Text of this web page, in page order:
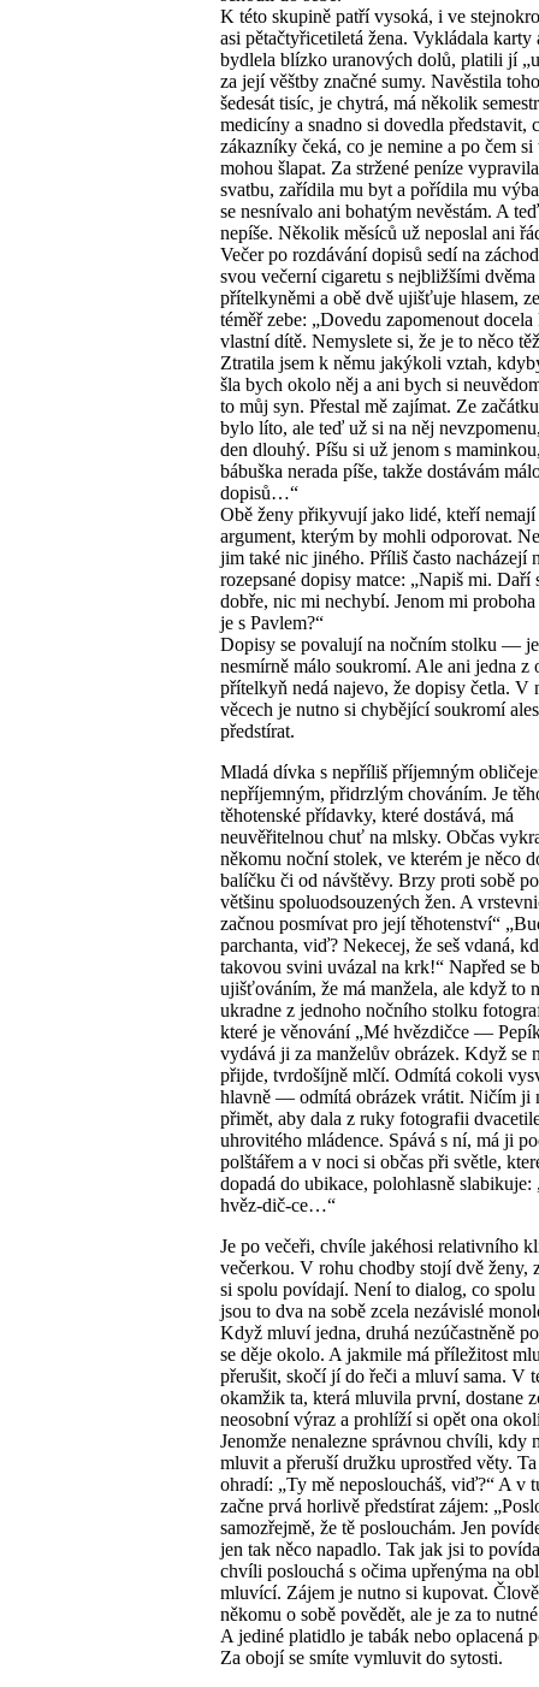
K této skupině patří vysoká, i ve
asi pětačtyřicetiletá žena. Vykládala karty
bydlela blízko uranových dolů, platili jí
za její věštby značné sumy. Navěstila
šedesát tisíc, je chytrá, má několik
medicíny a snadno si dovedla představit,
zákazníky čeká, co je nemine a po čem si
mohou šlapat. Za stržené peníze
svatbu, zařídila mu byt a pořídila mu
se nesnívalo ani bohatým nevěstám. A
nepíše. Několik měsíců už neposlal ani
Večer po rozdávání dopisů sedí na
svou večerní cigaretu s nejbližšími dvěma
přítelkyněmi a obě dvě ujišťuje hlasem,
téměř zebe: „Dovedu zapomenout
vlastní dítě. Nemyslete si, že je to něco
Ztratila jsem k němu jakýkoli vztah,
šla bych okolo něj a ani bych si
to můj syn. Přestal mě zajímat. Ze
bylo líto, ale teď už si na něj
den dlouhý. Píšu si už jenom s
bábuška nerada píše, takže dostávám
dopisů…“
Obě ženy přikyvují jako lidé, kteří nemají
argument, kterým by mohli odporovat.
jim také nic jiného. Příliš často nacházejí
rozepsané dopisy matce: „Napiš mi. Daří
dobře, nic mi nechybí. Jenom mi proboha
je s Pavlem?“
Dopisy se povalují na nočním stolku —
nesmírně málo soukromí. Ale ani jedna z
přítelkyň nedá najevo, že dopisy četla. V
věcech je nutno si chybějící soukromí
předstírat.
Mladá dívka s nepříliš příjemným
nepříjemným, přidrzlým chováním. Je
těhotenské přídavky, které dostává, má
neuvěřitelnou chuť na mlsky. Občas
někomu noční stolek, ve kterém je něco
balíčku či od návštěvy. Brzy proti sobě
většinu spoluodsouzených žen. A
začnou posmívat pro její těhotenství“
parchanta, viď? Nekecej, že seš vdaná,
takovou svini uvázal na krk!“ Napřed se
ujišťováním, že má manžela, ale když to
ukradne z jednoho nočního stolku
které je věnování „Mé hvězdičce —
vydává ji za manželův obrázek. Když se
přijde, tvrdošíjně mlčí. Odmítá cokoli
hlavně — odmítá obrázek vrátit. Ničím ji
přimět, aby dala z ruky fotografii
uhrovitého mládence. Spává s ní, má ji
polštářem a v noci si občas při světle,
dopadá do ubikace, polohlasně slabikuje:
hvěz-dič-ce…“
Je po večeři, chvíle jakéhosi relativního
večerkou. V rohu chodby stojí dvě ženy,
si spolu povídají. Není to dialog, co spolu
jsou to dva na sobě zcela nezávislé
Když mluví jedna, druhá nezúčastněně
se děje okolo. A jakmile má příležitost
přerušit, skočí jí do řeči a mluví sama. V
okamžik ta, která mluvila první, dostane
neosobní výraz a prohlíží si opět ona
Jenomže nenalezne správnou chvíli, kdy
mluvit a přeruší družku uprostřed věty. Ta
ohradí: „Ty mě neposloucháš, viď?“ A v
začne prvá horlivě předstírat zájem:
samozřejmě, že tě poslouchám. Jen
jen tak něco napadlo. Tak jak jsi to
chvíli poslouchá s očima upřenýma na
mluvící. Zájem je nutno si kupovat.
někomu o sobě povědět, ale je za to
A jediné platidlo je tabák nebo oplacená
Za obojí se smíte vymluvit do sytosti.